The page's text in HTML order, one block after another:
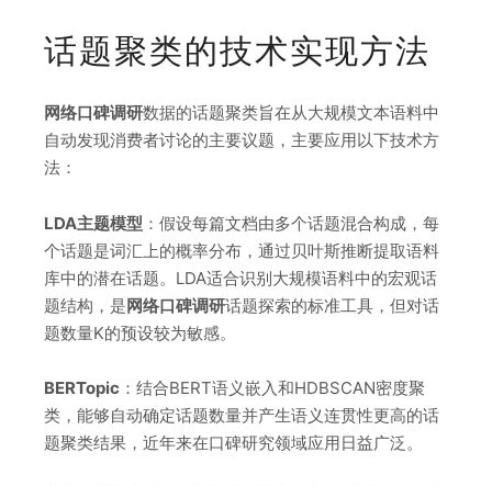
话题聚类的技术实现方法
网络口碑调研数据的话题聚类旨在从大规模文本语料中
自动发现消费者讨论的主要议题，主要应用以下技术方
法：
LDA主题模型 ：假设每篇文档由多个话题混合构成，每
个话题是词汇上的概率分布，通过贝叶斯推断提取语料
库中的潜在话题。LDA适合识别大规模语料中的宏观话
题结构，是网络口碑调研话题探索的标准工具，但对话
题数量K的预设较为敏感。
BERTopic ：结合BERT语义嵌入和HDBSCAN密度聚
类，能够自动确定话题数量并产生语义连贯性更高的话
题聚类结果，近年来在口碑研究领域应用日益广泛。